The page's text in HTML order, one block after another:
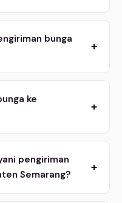
bunga
+
ke
+
pengiriman
Semarang?
+